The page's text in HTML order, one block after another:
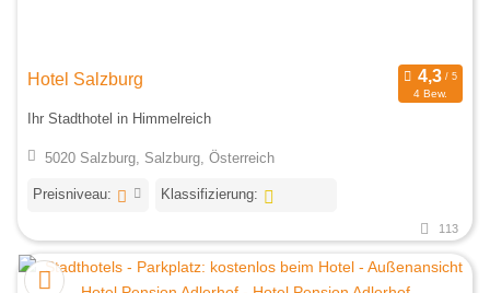
Hotel Salzburg
4 Bew.
Ihr Stadthotel in Himmelreich
5020 Salzburg, Salzburg, Österreich
Preisniveau: Klassifizierung:
113